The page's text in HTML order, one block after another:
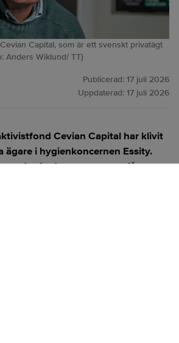
Capital, som är ett svenskt privatägt
Anders Wiklund/ TT)
Publicerad: 17 juli 2026
Uppdaterad: 17 juli 2026
Cevian Capital har klivit
ägare i hygienkoncernen Essity.
under fredagsmorgonen, får